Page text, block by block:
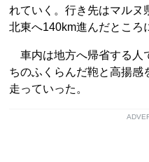
れていく。行き先はマルヌ
北東へ140km進んだところ
車内は地方へ帰省する人
ちのふくらんだ鞄と高揚感
走っていった。